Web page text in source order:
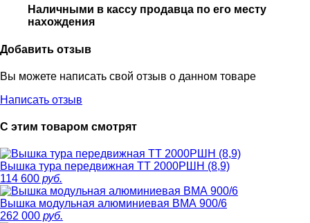
Наличными в кассу продавца по его месту
нахождения
Добавить отзыв
Вы можете написать свой отзыв о данном товаре
Написать отзыв
С этим товаром смотрят
Вышка тура передвижная ТТ 2000РШН (8,9)
114 600 руб.
Вышка модульная алюминиевая ВМА 900/6
262 000 руб.